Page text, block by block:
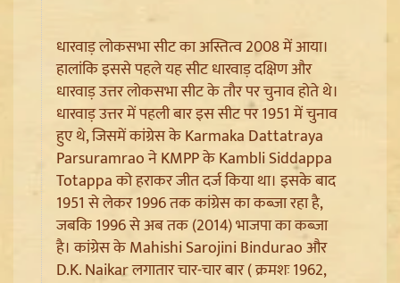
Badrinath Temple Theft Case: मुख्य आरोपी प्रमोद
नौटियाल को जेल ले जाया गया, अब सह-आरोपी की Assets की
होगी जांच
धारवाड़ लोकसभा सीट का अस्तित्व 2008 में आया।
हालांकि इससे पहले यह सीट धारवाड़ दक्षिण और
धारवाड़ उत्तर लोकसभा सीट के तौर पर चुनाव होते थे।
धारवाड़ उत्तर में पहली बार इस सीट पर 1951 में चुनाव
हुए थे, जिसमें कांग्रेस के Karmaka Dattatraya
Parsuramrao ने KMPP के Kambli Siddappa
Totappa को हराकर जीत दर्ज किया था। इसके बाद
1951 से लेकर 1996 तक कांग्रेस का कब्जा रहा है,
जबकि 1996 से अब तक (2014) भाजपा का कब्जा
है। कांग्रेस के Mahishi Sarojini Bindurao और
D.K. Naikar लगातार चार-चार बार ( क्रमशः 1962,